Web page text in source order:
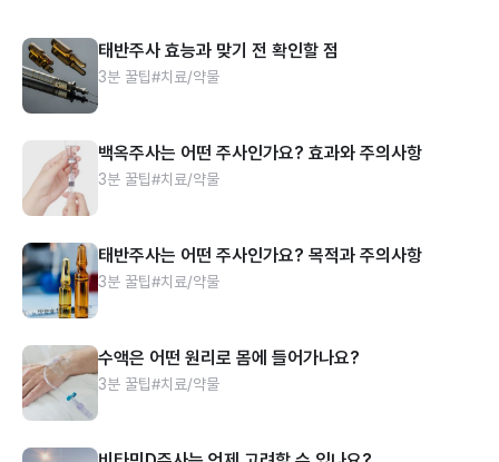
태반주사 효능과 맞기 전 확인할 점
3분 꿀팁#치료/약물
백옥주사는 어떤 주사인가요? 효과와 주의사항
3분 꿀팁#치료/약물
태반주사는 어떤 주사인가요? 목적과 주의사항
3분 꿀팁#치료/약물
수액은 어떤 원리로 몸에 들어가나요?
3분 꿀팁#치료/약물